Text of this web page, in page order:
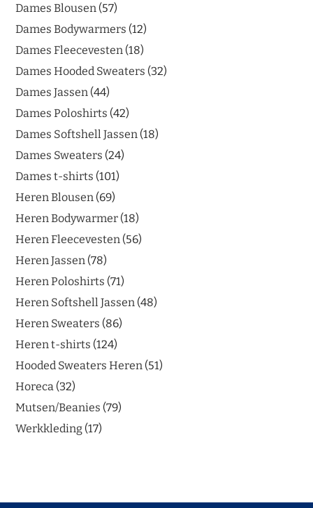
Dames Blousen 57
Dames Bodywarmers 12
Dames Fleecevesten 18
Dames Hooded Sweaters 32
Dames Jassen 44
Dames Poloshirts 42
Dames Softshell Jassen 18
Dames Sweaters 24
Dames t-shirts 101
Heren Blousen 69
Heren Bodywarmer 18
Heren Fleecevesten 56
Heren Jassen 78
Heren Poloshirts 71
Heren Softshell Jassen 48
Heren Sweaters 86
Heren t-shirts 124
Hooded Sweaters Heren 51
Horeca 32
Mutsen/Beanies 79
Werkkleding 17